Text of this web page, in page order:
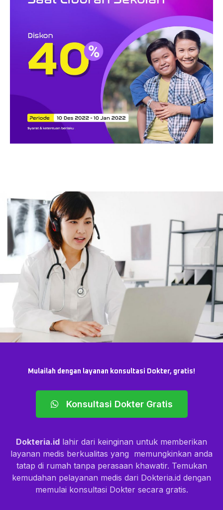
Mulailah dengan layanan konsultasi Dokter, gratis!
Konsultasi Dokter Gratis
Dokteria.id lahir dari keinginan untuk memberikan
layanan medis berkualitas yang memungkinkan anda
tatap di rumah tanpa perasaan khawatir. Temukan
kemudahan pelayanan medis dari Dokteria.id dengan
memulai konsultasi Dokter secara gratis.